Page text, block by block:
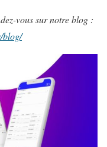
vous sur notre blog :
blog/